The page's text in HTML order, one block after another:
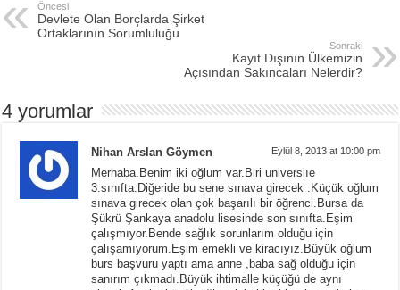
Öncesi
Devlete Olan Borçlarda Şirket
Ortaklarının Sorumluluğu
Sonraki
Kayıt Dışının Ülkemizin
Açısından Sakıncaları Nelerdir?
4 yorumlar
Nihan Arslan Göymen Eylül 8, 2013 at 10:00 pm
Merhaba.Benim iki oğlum var.Biri universiıe
3.sınıfta.Diğeride bu sene sınava girecek .Küçük oğlum
sınava girecek olan çok başarılı bir öğrenci.Bursa da
Şükrü Şankaya anadolu lisesinde son sınıfta.Eşim
çalışmıyor.Bende sağlık sorunlarım olduğu için
çalışamıyorum.Eşim emekli ve kiracıyız.Büyük oğlum
burs başvuru yaptı ama anne ,baba sağ olduğu için
sanırım çıkmadı.Büyük ihtimalle küçüğü de aynı